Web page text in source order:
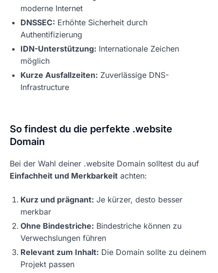
moderne Internet
DNSSEC: Erhöhte Sicherheit durch
Authentifizierung
IDN-Unterstützung: Internationale Zeichen
möglich
Kurze Ausfallzeiten: Zuverlässige DNS-
Infrastructure
So findest du die perfekte .website
Domain
Bei der Wahl deiner .website Domain solltest du auf
Einfachheit und Merkbarkeit achten:
Kurz und prägnant: Je kürzer, desto besser
merkbar
Ohne Bindestriche: Bindestriche können zu
Verwechslungen führen
Relevant zum Inhalt: Die Domain sollte zu deinem
Projekt passen